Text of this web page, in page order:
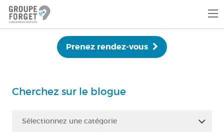
Prenez rendez-vous
Cherchez sur le blogue
Sélectionnez une catégorie